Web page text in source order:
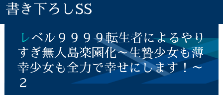
書き下ろしSS
レベル９９９９転生者によるやり
すぎ無人島楽園化～生贄少女も薄
幸少女も全力で幸せにします！～
２